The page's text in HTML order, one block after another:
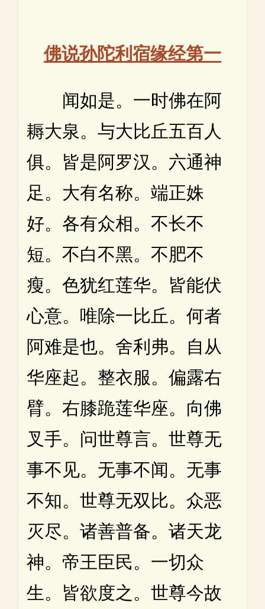
佛说孙陀利宿缘经第一
闻如是。一时佛在阿
耨大泉。与大比丘五百人
俱。皆是阿罗汉。六通神
足。大有名称。端正姝
好。各有众相。不长不
短。不白不黑。不肥不
瘦。色犹红莲华。皆能伏
心意。唯除一比丘。何者
阿难是也。舍利弗。自从
华座起。整衣服。偏露右
臂。右膝跪莲华座。向佛
叉手。问世尊言。世尊无
事不见。无事不闻。无事
不知。世尊无双比。众恶
灭尽。诸善普备。诸天龙
神。帝王臣民。一切众
生。皆欲度之。世尊今故